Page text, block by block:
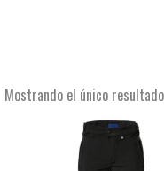
Mostrando el único resultado